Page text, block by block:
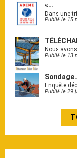
«…
Dans une
Publié le 15
Nous avons
Publié le 13
Enquête
Publié le 29